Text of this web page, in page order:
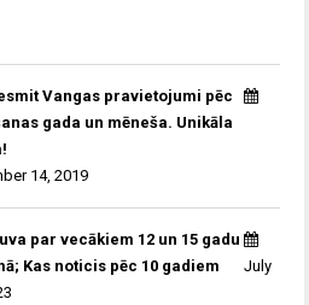
Vangas pravietojumi pēc
gada un mēneša. Unikāla
14, 2019
par vecākiem 12 un 15 gadu
Kas noticis pēc 10 gadiem
July